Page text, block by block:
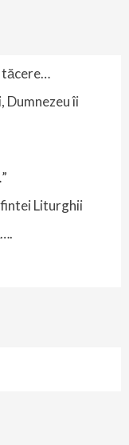
tăcere…
Dumnezeu îi
Liturghii